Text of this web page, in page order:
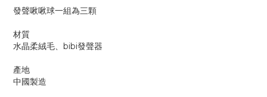
發聲啾啾球一組為三顆
材質
水晶柔絨毛、bibi發聲器
產地
中國製造